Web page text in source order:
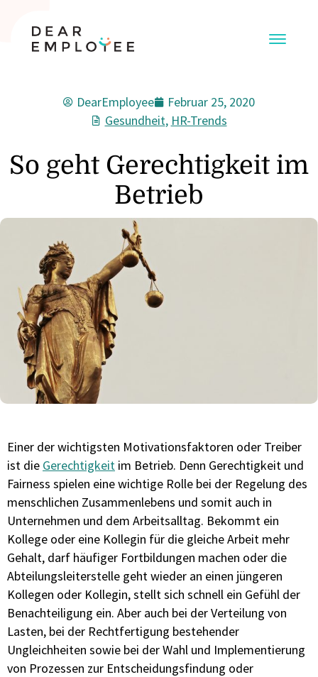
DearEmployee
Februar 25, 2020
Gesundheit, HR-Trends
So geht Gerechtigkeit im
Betrieb
Einer der wichtigsten Motivationsfaktoren oder Treiber
ist die Gerechtigkeit im Betrieb. Denn Gerechtigkeit und
Fairness spielen eine wichtige Rolle bei der Regelung des
menschlichen Zusammenlebens und somit auch in
Unternehmen und dem Arbeitsalltag. Bekommt ein
Kollege oder eine Kollegin für die gleiche Arbeit mehr
Gehalt, darf häufiger Fortbildungen machen oder die
Abteilungsleiterstelle geht wieder an einen jüngeren
Kollegen oder Kollegin, stellt sich schnell ein Gefühl der
Benachteiligung ein. Aber auch bei der Verteilung von
Lasten, bei der Rechtfertigung bestehender
Ungleichheiten sowie bei der Wahl und Implementierung
von Prozessen zur Entscheidungsfindung oder